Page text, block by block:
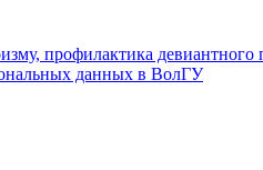
профилактика девиантного
данных в ВолГУ